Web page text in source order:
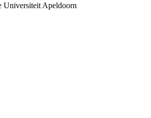
Universiteit Apeldoorn